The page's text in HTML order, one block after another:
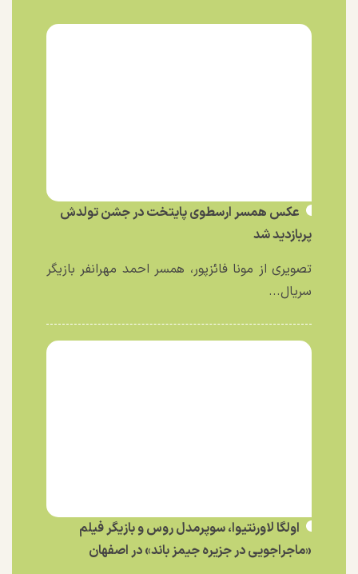
عکس همسر ارسطوی پایتخت در جشن تولدش
پربازدید شد
تصویری از مونا فائزپور، همسر احمد مهرانفر بازیگر
سریال...
اولگا لاورنتیوا، سوپرمدل روس و بازیگر فیلم
«ماجراجویی در جزیره جیمز باند» در اصفهان